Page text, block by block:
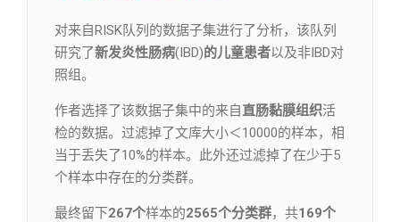
对来自RISK队列的数据子集进行了分析，该队列
研究了新发炎性肠病(IBD)的儿童患者以及非IBD对
照组。
作者选择了该数据子集中的来自直肠黏膜组织活
检的数据。过滤掉了文库大小＜10000的样本，相
当于丢失了10%的样本。此外还过滤掉了在少于5
个样本中存在的分类群。
最终留下267个样本的2565个分类群，共169个